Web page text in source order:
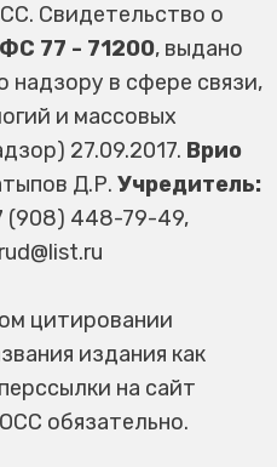
Свидетельство о
77 - 71200, выдано
в сфере связи,
и массовых
27.09.2017. Врио
Д.Р. Учредитель:
(908) 448-79-49,
цитировании
издания как
на сайт
обязательно.